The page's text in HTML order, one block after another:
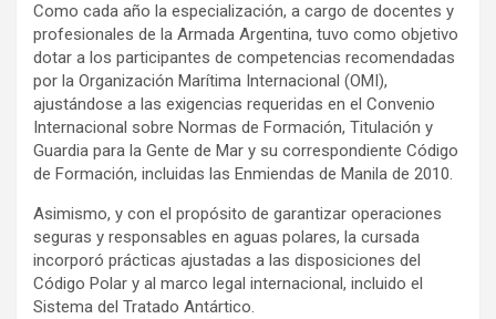
Como cada año la especialización, a cargo de docentes y
profesionales de la Armada Argentina, tuvo como objetivo
dotar a los participantes de competencias recomendadas
por la Organización Marítima Internacional (OMI),
ajustándose a las exigencias requeridas en el Convenio
Internacional sobre Normas de Formación, Titulación y
Guardia para la Gente de Mar y su correspondiente Código
de Formación, incluidas las Enmiendas de Manila de 2010.
Asimismo, y con el propósito de garantizar operaciones
seguras y responsables en aguas polares, la cursada
incorporó prácticas ajustadas a las disposiciones del
Código Polar y al marco legal internacional, incluido el
Sistema del Tratado Antártico.